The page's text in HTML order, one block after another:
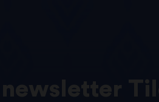
newsletter